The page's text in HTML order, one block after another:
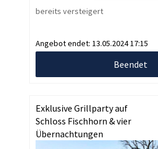
bereits versteigert
Angebot endet: 13.05.2024 17:15
Beendet
Exklusive Grillparty auf
Schloss Fischhorn & vier
Übernachtungen